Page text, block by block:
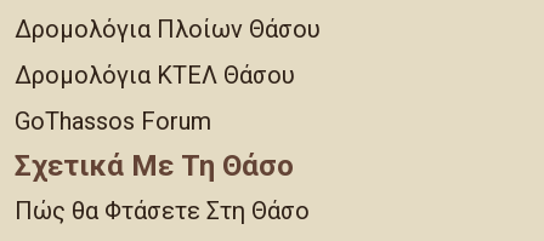
Δρομολόγια Πλοίων Θάσου
Δρομολόγια ΚΤΕΛ Θάσου
GoThassos Forum
Σχετικά Με Τη Θάσο
Πώς θα Φτάσετε Στη Θάσο